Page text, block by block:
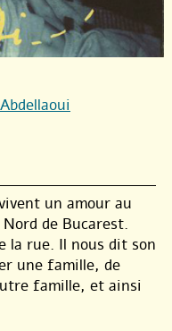
un amour au
de Bucarest.
la rue. Il nous dit son
une famille, de
famille, et ainsi